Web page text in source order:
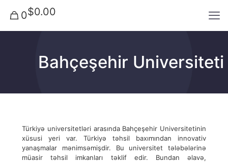
0$0.00
Bahçeşehir Universiteti
Türkiyə universitetləri arasında Bahçeşehir Universitetinin
xüsusi yeri var. Türkiyə təhsil baxımından innovativ
yanaşmalar mənimsəmişdir. Bu universitet tələbələrinə
müasir təhsil imkanları təklif edir. Bundan əlavə,